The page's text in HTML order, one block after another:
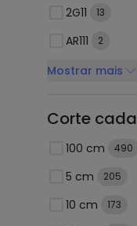
2G11 13
AR111 2
Mostrar mais
Corte cada
100 cm 490
5 cm 205
10 cm 173